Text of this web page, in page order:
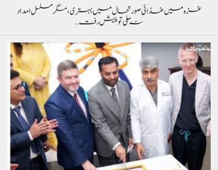
غزہ میں غذائی صورتحال میں بہتری، مگر مسلسل امداد
نہ ملی تو پیش رفت…